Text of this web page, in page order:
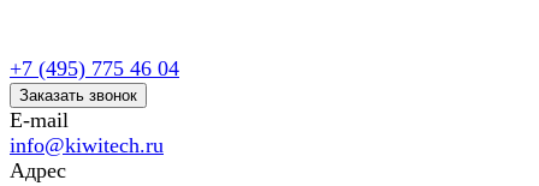
+7 (495) 775 46 04
Заказать звонок
E-mail
info@kiwitech.ru
Адрес